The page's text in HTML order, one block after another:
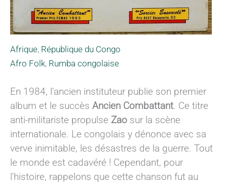
Afrique, République du Congo
Afro Folk, Rumba congolaise
En 1984, l'ancien instituteur publie son premier
album et le succès Ancien Combattant. Ce titre
anti-militariste propulse Zao sur la scène
internationale. Le congolais y dénonce avec sa
verve inimitable, les désastres de la guerre. Tout
le monde est cadavéré ! Cependant, pour
l'histoire, rappelons que cette chanson fut au